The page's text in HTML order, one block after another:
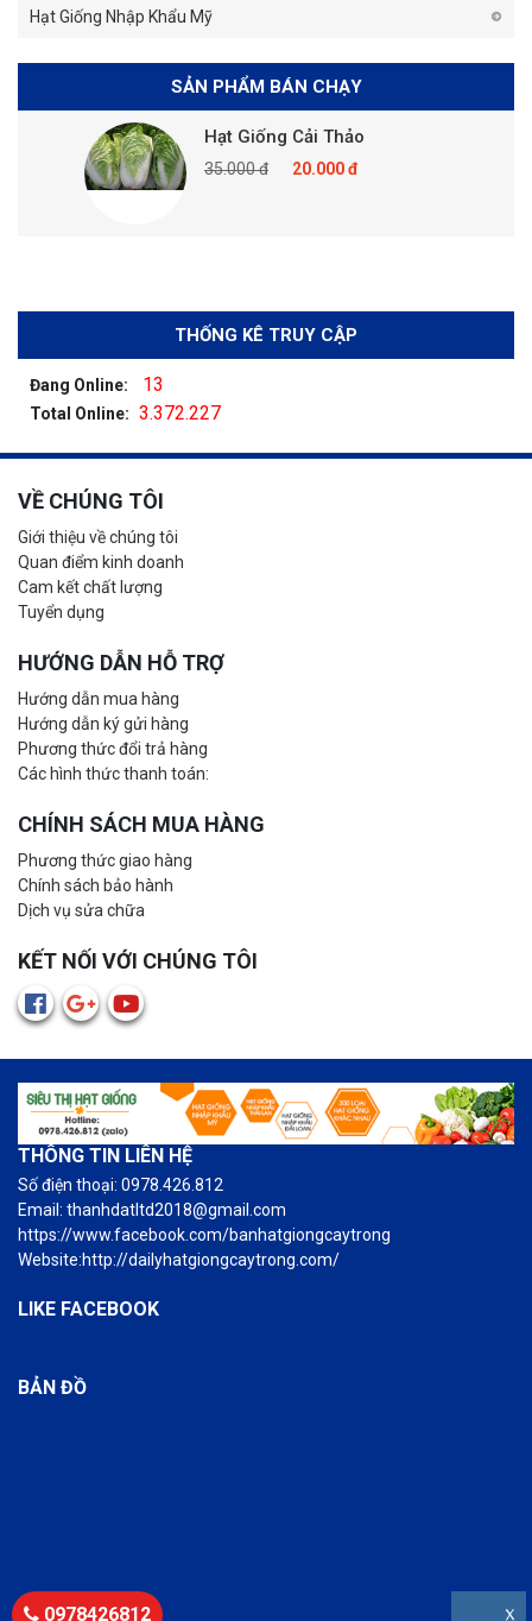
Hạt Giống Nhập Khẩu Mỹ
SẢN PHẨM BÁN CHẠY
Hạt Giống Cải Thảo
35.000 đ 20.000 đ
THỐNG KÊ TRUY CẬP
Đang Online: 13
Total Online: 3.372.227
VỀ CHÚNG TÔI
Giới thiệu về chúng tôi
Quan điểm kinh doanh
Cam kết chất lượng
Tuyển dụng
HƯỚNG DẪN HỖ TRỢ
Hướng dẫn mua hàng
Hướng dẫn ký gửi hàng
Phương thức đổi trả hàng
Các hình thức thanh toán:
CHÍNH SÁCH MUA HÀNG
Phương thức giao hàng
Chính sách bảo hành
Dịch vụ sửa chữa
KẾT NỐI VỚI CHÚNG TÔI
THÔNG TIN LIÊN HỆ
Số điện thoại: 0978.426.812
Email: thanhdatltd2018@gmail.com
https://www.facebook.com/banhatgiongcaytrong
Website:http://dailyhatgiongcaytrong.com/
LIKE FACEBOOK
BẢN ĐỒ
0978426812